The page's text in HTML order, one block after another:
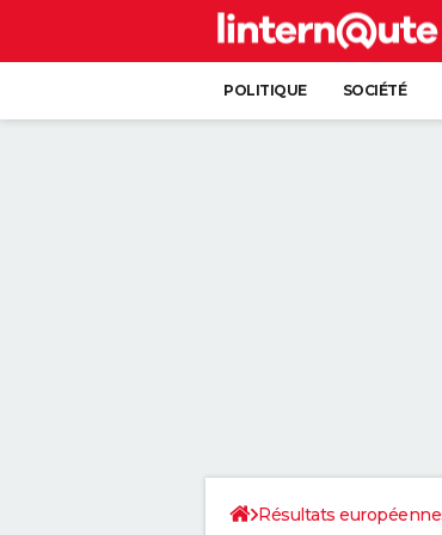
POLITIQUE SOCIÉTÉ
Résultats